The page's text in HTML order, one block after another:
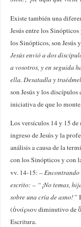
Existe también una
Jesús entre los
los Sinópticos, son
Jesús envió a dos
a vosotros, y en seguida
ella. Desatadla y
son Jesús y los
iniciativa de que lo monte.
Los versículos 14 y 15
ingreso de Jesús y la
análisis a causa de la
con los Sinópticos y con
vv. 14-15:– Encontrando
escrito: – “¡No temas,
sobre una cría de asno!”
(ὀνάριον diminutivo de
Escritura.